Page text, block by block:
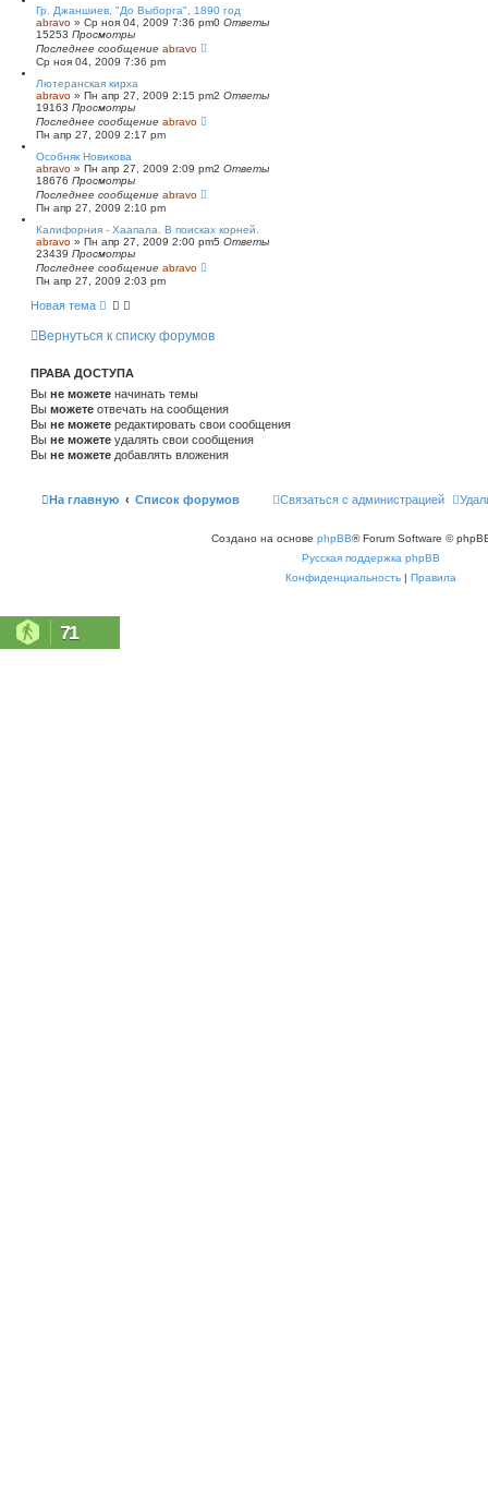
Гр. Джаншиев, "До Выборга", 1890 год
abravo » Ср ноя 04, 2009 7:36 pm0 Ответы
15253 Просмотры
Последнее сообщение abravo
Ср ноя 04, 2009 7:36 pm
Лютеранская кирха
abravo » Пн апр 27, 2009 2:15 pm2 Ответы
19163 Просмотры
Последнее сообщение abravo
Пн апр 27, 2009 2:17 pm
Особняк Новикова
abravo » Пн апр 27, 2009 2:09 pm2 Ответы
18676 Просмотры
Последнее сообщение abravo
Пн апр 27, 2009 2:10 pm
Калифорния - Хаапала. В поисках корней.
abravo » Пн апр 27, 2009 2:00 pm5 Ответы
23439 Просмотры
Последнее сообщение abravo
Пн апр 27, 2009 2:03 pm
Новая тема
Вернуться к списку форумов
ПРАВА ДОСТУПА
Вы не можете начинать темы
Вы можете отвечать на сообщения
Вы не можете редактировать свои сообщения
Вы не можете удалять свои сообщения
Вы не можете добавлять вложения
На главную Список форумов Связаться с администрацией
Создано на основе phpBB® Forum Software ©
Русская поддержка phpBB
Конфиденциальность | Правила
71